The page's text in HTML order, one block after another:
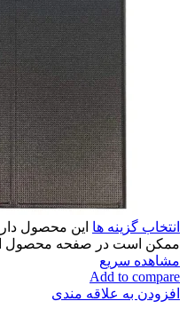
انتخاب گزینه ها این محصول
ممکن است در صفحه محصول
مشاهده سریع
Add to compare
افزودن به علاقه مندی